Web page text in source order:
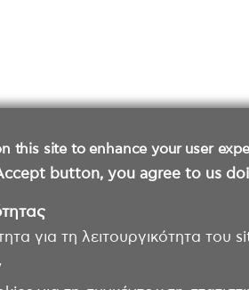
this site to enhance your user
button, you agree to us
για τη λειτουργικότητα του